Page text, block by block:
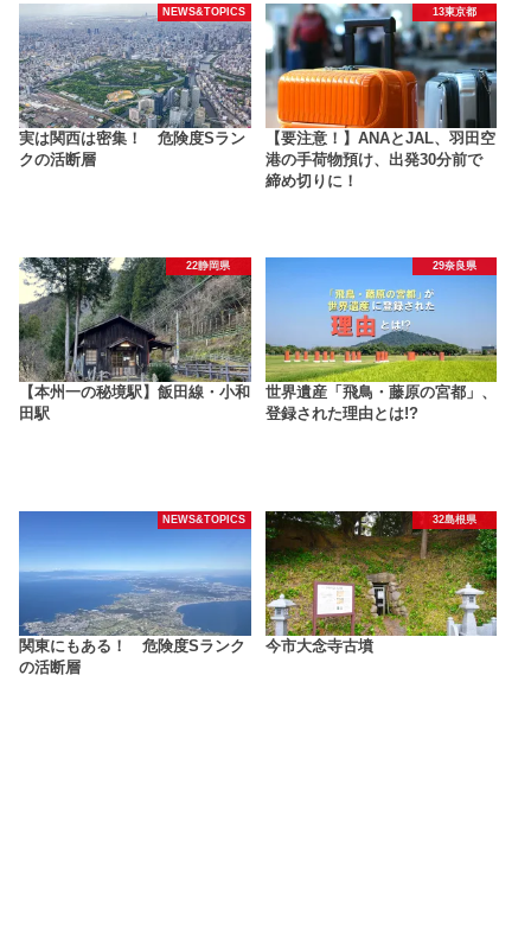
NEWS&TOPICS
実は関西は密集！ 危険度Sラン
クの活断層
13東京都
【要注意！】ANAとJAL、羽田空
港の手荷物預け、出発30分前で
締め切りに！
22静岡県
【本州一の秘境駅】飯田線・小和
田駅
29奈良県
世界遺産「飛鳥・藤原の宮都」、
登録された理由とは!?
NEWS&TOPICS
関東にもある！ 危険度Sランク
の活断層
32島根県
今市大念寺古墳